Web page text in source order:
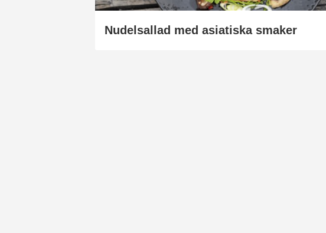
Nudelsallad med asiatiska smaker